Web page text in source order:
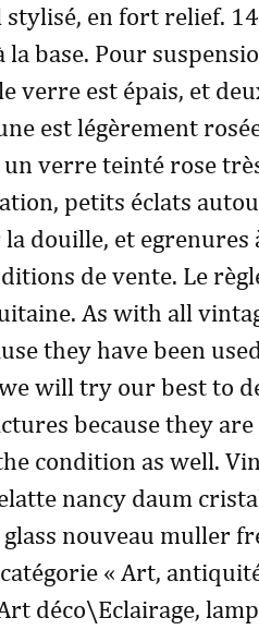
en fort relief.
la base. Pour
verre est épais, et
est légèrement
verre teinté rose
petits éclats
douille, et egrenures
de vente. Le
As with all
they have been
will try our best to
because they
condition as well.
nancy daum
nouveau muller
« Art,
déco\Eclairage,